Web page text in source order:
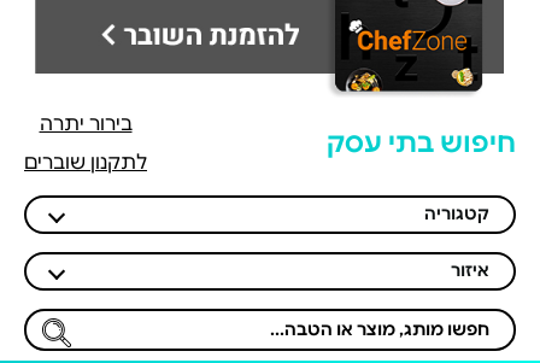
חיפוש בתי עסק
בירור יתרה
לתקנון שוברים
קטגוריה
איזור